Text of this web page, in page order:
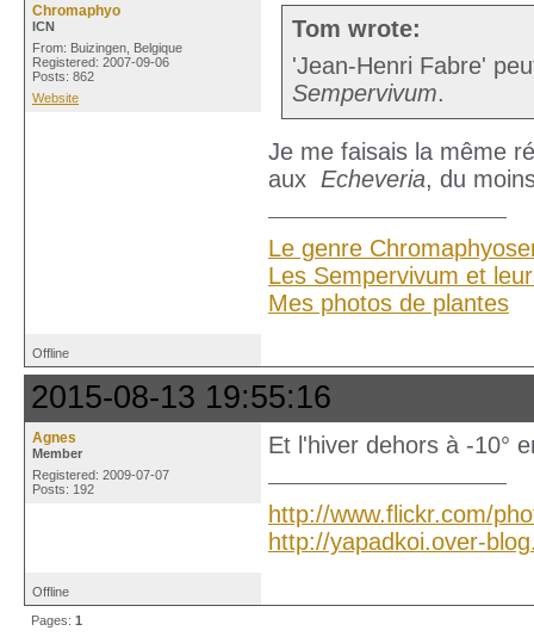
Chromaphyo
ICN
From: Buizingen, Belgique
Registered: 2007-09-06
Posts: 862
Website
Tom wrote:
'Jean-Henri Fabre'
Sempervivum.
Je me faisais la même
aux Echeveria, du
Le genre
Les Sempervivum et
Mes photos de plantes
Offline
2015-08-13 19:55:16
Agnes
Member
Registered: 2009-07-07
Posts: 192
Et l'hiver dehors à -10°
http://www.flickr.com/
http://yapadkoi.over-
Offline
Pages: 1